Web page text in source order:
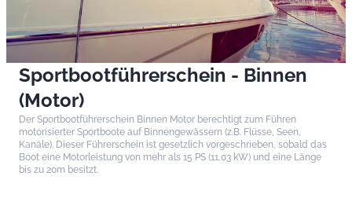
Sportbootführerschein - Binnen
(Motor)
Der Sportbootführerschein Binnen Motor berechtigt zum Führen
motorisierter Sportboote auf Binnengewässern (z.B. Flüsse, Seen,
Kanäle). Dieser Führerschein ist gesetzlich vorgeschrieben, sobald das
Boot eine Motorleistung von mehr als 15 PS (11,03 kW) und eine Länge
bis zu 20m besitzt.